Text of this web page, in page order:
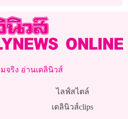
จริง อ่านเดลินิวส์
ไลฟ์สไตล์
เดลินิวส์clips